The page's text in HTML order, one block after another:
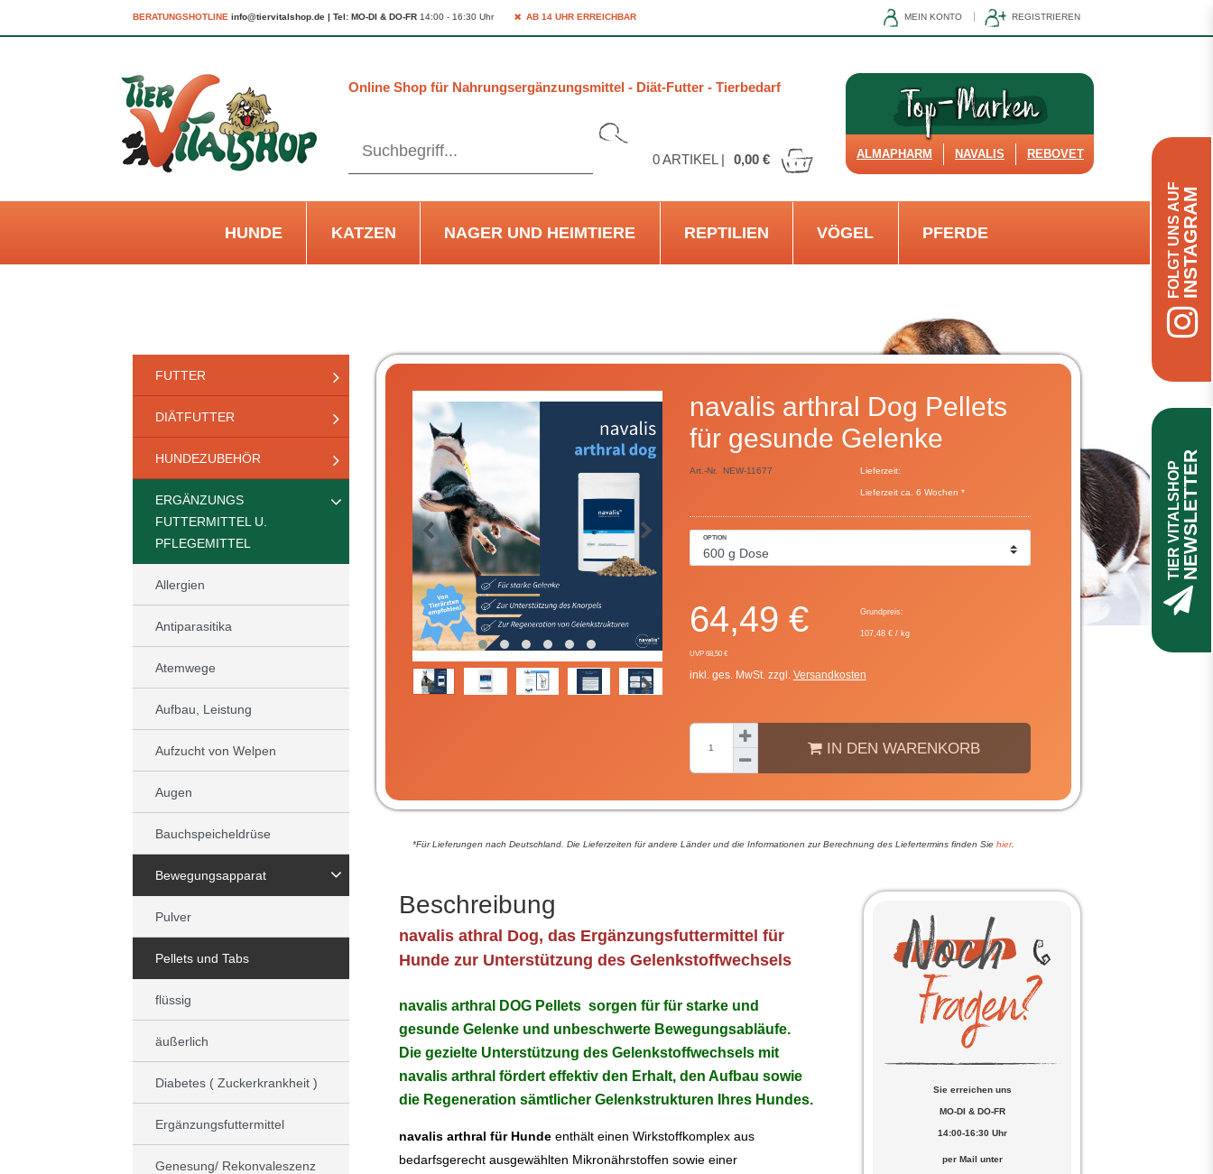
BERATUNGSHOTLINE info@tiervitalshop.de | Tel: MO-DI & DO-FR 14:00 - 16:30 Uhr AB 14 UHR ERREICHBAR MEIN KONTO REGISTRIEREN
Online Shop für Nahrungsergänzungsmittel - Diät-Futter - Tierbedarf
0ARTIKEL | 0,00 € ALMAPHARM NAVALIS REBOVET
HUNDE KATZEN NAGER UND HEIMTIERE REPTILIEN VÖGEL PFERDE
FUTTER
DIÄTFUTTER
HUNDEZUBEHÖR
ERGÄNZUNGS
FUTTERMITTEL U.
PFLEGEMITTEL
Allergien
Antiparasitika
Atemwege
Aufbau, Leistung
Aufzucht von Welpen
Augen
Bauchspeicheldrüse
Bewegungsapparat
Pulver
Pellets und Tabs
flüssig
äußerlich
Diabetes ( Zuckerkrankheit )
Ergänzungsfuttermittel
Genesung/ Rekonvaleszenz
navalis arthral Dog Pellets
für gesunde Gelenke
Art.-Nr. NEW-11677 Lieferzeit:
Lieferzeit ca. 6 Wochen *
OPTION
64,49 €
UVP 68,50 €
Grundpreis:
107,48 € / kg
inkl. ges. MwSt. zzgl. Versandkosten
IN DEN WARENKORB
*Für Lieferungen nach Deutschland. Die Lieferzeiten für andere Länder und die Informationen zur Berechnung des Liefertermins finden Sie hier.
Sie erreichen uns
MO-DI & DO-FR
14:00-16:30 Uhr
per Mail unter
Beschreibung
navalis athral Dog, das Ergänzungsfuttermittel für
Hunde zur Unterstützung des Gelenkstoffwechsels
navalis arthral DOG Pellets sorgen für für starke und
gesunde Gelenke und unbeschwerte Bewegungsabläufe.
Die gezielte Unterstützung des Gelenkstoffwechsels mit
navalis arthral fördert effektiv den Erhalt, den Aufbau sowie
die Regeneration sämtlicher Gelenkstrukturen Ihres Hundes.
navalis arthral für Hunde enthält einen Wirkstoffkomplex aus
bedarfsgerecht ausgewählten Mikronährstoffen sowie einer
FOLGT UNS AUFINSTAGRAM
TIER VITALSHOPNEWSLETTER